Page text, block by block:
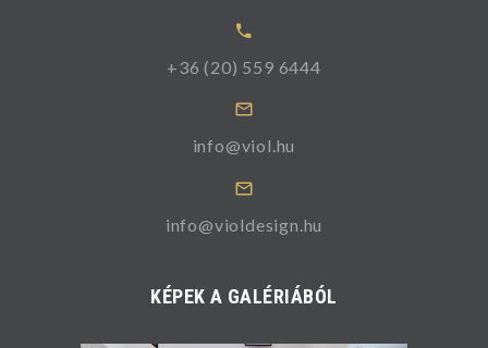
+36 (20) 559 6444
info@viol.hu
info@violdesign.hu
KÉPEK A GALÉRIÁBÓL